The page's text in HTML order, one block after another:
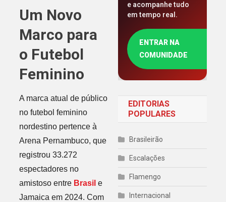
Um Novo
Marco para
o Futebol
Feminino
A marca atual de público
no futebol feminino
nordestino pertence à
Arena Pernambuco, que
registrou 33.272
espectadores no
amistoso entre Brasil e
Jamaica em 2024. Com
e acompanhe tudo
em tempo real.
ENTRAR NA
COMUNIDADE
EDITORIAS
POPULARES
Brasileirão
Escalações
Flamengo
Internacional